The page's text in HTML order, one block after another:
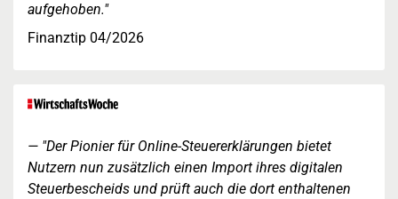
aufgehoben."
Finanztip 04/2026
"Der Pionier für Online-Steuererklärungen bietet
Nutzern nun zusätzlich einen Import ihres digitalen
Steuerbescheids und prüft auch die dort enthaltenen